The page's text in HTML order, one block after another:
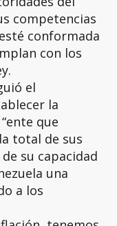
competencias
conformada
con los
el
la
que
total de sus
su capacidad
una
a los